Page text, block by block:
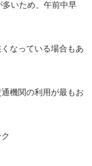
いため、午前中早
なっている場合もあ
機関の利用が最もお